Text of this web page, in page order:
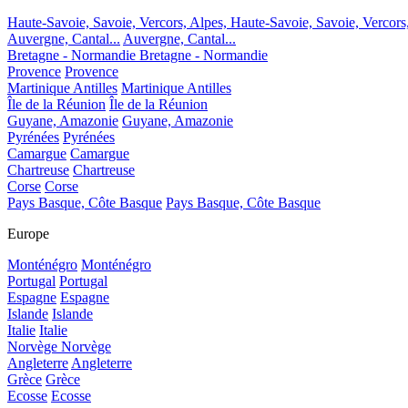
Haute-Savoie, Savoie, Vercors, Alpes, Haute-Savoie, Savoie,
Auvergne, Cantal... Auvergne, Cantal...
Bretagne - Normandie Bretagne - Normandie
Provence Provence
Martinique Antilles Martinique Antilles
Île de la Réunion Île de la Réunion
Guyane, Amazonie Guyane, Amazonie
Pyrénées Pyrénées
Camargue Camargue
Chartreuse Chartreuse
Corse Corse
Pays Basque, Côte Basque Pays Basque, Côte Basque
Europe
Monténégro Monténégro
Portugal Portugal
Espagne Espagne
Islande Islande
Italie Italie
Norvège Norvège
AngleterreAngleterre
Grèce Grèce
Ecosse Ecosse